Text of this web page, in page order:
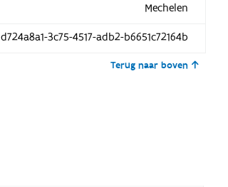
Mechelen
d724a8a1-3c75-4517-adb2-b6651c72164b
Terug naar boven